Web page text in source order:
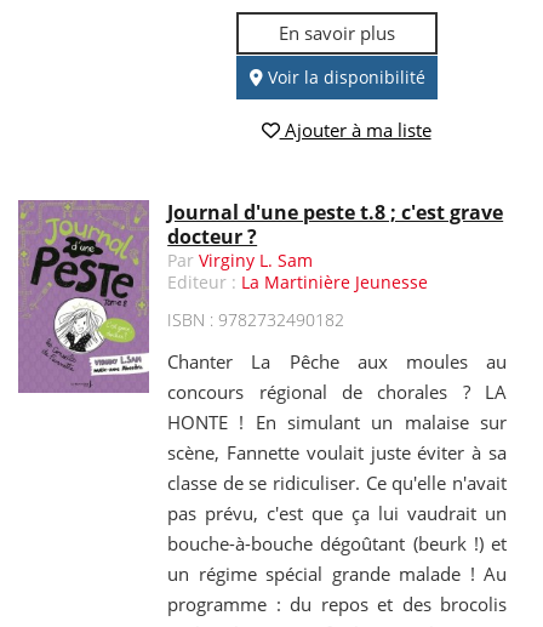
En savoir plus
Voir la disponibilité
Ajouter à ma liste
Journal d'une peste t.8 ; c'est grave
docteur ?
ParVirginy L. Sam
Editeur : La Martinière Jeunesse
ISBN : 9782732490182
Chanter La Pêche aux moules au
concours régional de chorales ? LA
HONTE ! En simulant un malaise sur
scène, Fannette voulait juste éviter à sa
classe de se ridiculiser. Ce qu'elle n'avait
pas prévu, c'est que ça lui vaudrait un
bouche-à-bouche dégoûtant (beurk !) et
un régime spécial grande malade ! Au
programme : du repos et des brocolis